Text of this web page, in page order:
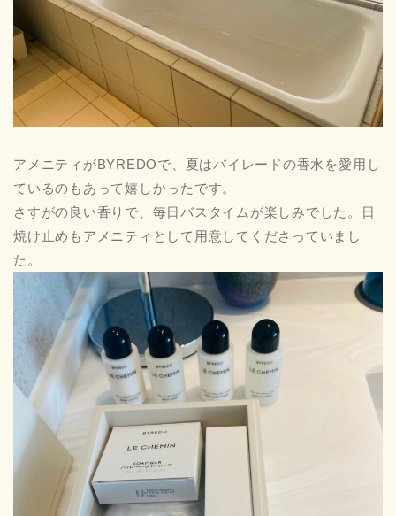
アメニティがBYREDOで、夏はバイレードの香水を愛用し
ているのもあって嬉しかったです。
さすがの良い香りで、毎日バスタイムが楽しみでした。日
焼け止めもアメニティとして用意してくださっていまし
た。